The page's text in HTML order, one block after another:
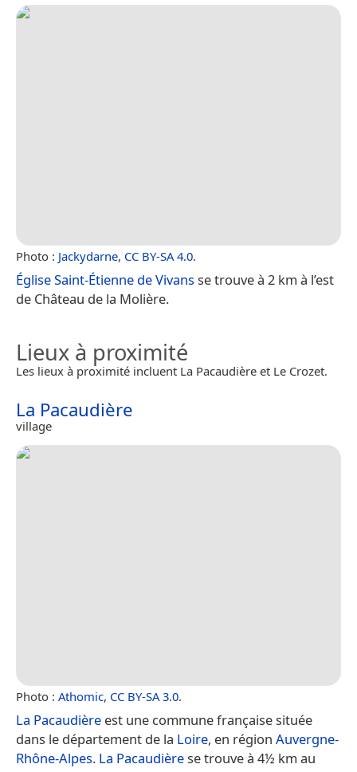
Photo : Jackydarne, CC BY-SA 4.0.
Église Saint-Étienne de Vivansse trouve à 2 km à l’est
de Château de la Molière.
Lieux à proximité
Les lieux à proximité incluent La Pacaudière et Le Crozet.
La Pacaudière
village
Photo : Athomic, CC BY-SA 3.0.
La Pacaudière est une commune française située
dans le département de la Loire, en région Auvergne-
Rhône-Alpes. La Pacaudièrese trouve à 4½ km au